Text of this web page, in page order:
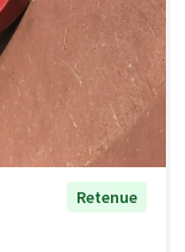
Retenue